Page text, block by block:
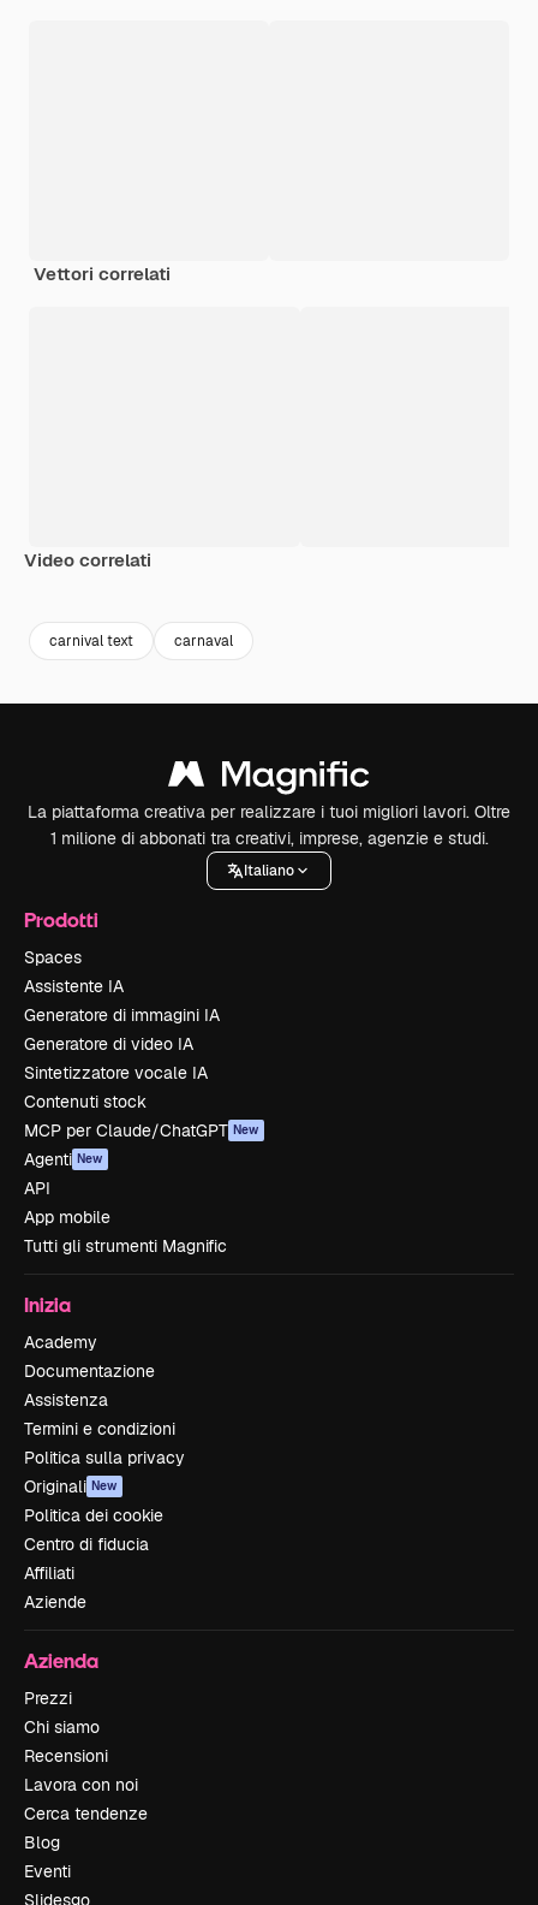
Vettori correlati
Video correlati
carnival text carnaval
La piattaforma creativa per realizzare i tuoi migliori lavori. Oltre
1 milione di abbonati tra creativi, imprese, agenzie e studi.
Italiano
Prodotti
Spaces
Assistente IA
Generatore di immagini IA
Generatore di video IA
Sintetizzatore vocale IA
Contenuti stock
MCP per Claude/ChatGPT New
Agenti New
API
App mobile
Tutti gli strumenti Magnific
Inizia
Academy
Documentazione
Assistenza
Termini e condizioni
Politica sulla privacy
Originali New
Politica dei cookie
Centro di fiducia
Affiliati
Aziende
Azienda
Prezzi
Chi siamo
Recensioni
Lavora con noi
Cerca tendenze
Blog
Eventi
Slidesgo